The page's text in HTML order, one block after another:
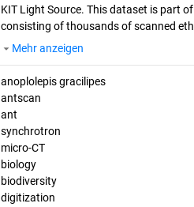
KIT Light Source. This dataset is part
consisting of thousands of scanned
Mehr anzeigen
anoplolepis gracilipes
antscan
ant
synchrotron
micro-CT
biology
biodiversity
digitization